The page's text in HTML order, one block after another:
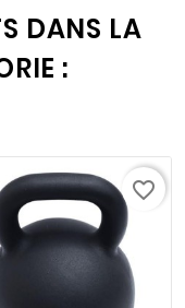
DANS LA
:
favorite_border